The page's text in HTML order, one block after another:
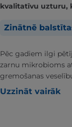
kvalitatīvu uzturu,
Zinātnē
Pēc gadiem ilgi
zarnu mikrobioms
gremošanas
Uzzināt vairāk